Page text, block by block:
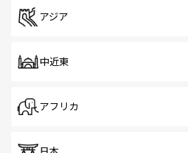
アジア
中近東
アフリカ